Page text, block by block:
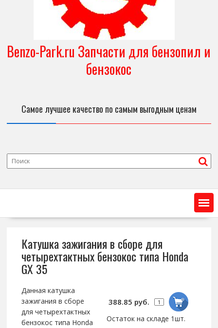
Benzo-Park.ru Запчасти для бензопил и
бензокос
Самое лучшее качество по самым выгодным ценам
Катушка зажигания в сборе для
четырехтактных бензокос типа Honda
GX 35
388.85 руб.
Остаток на складе 1шт.
Данная катушка
зажигания в сборе
для четырехтактных
бензокос типа Honda